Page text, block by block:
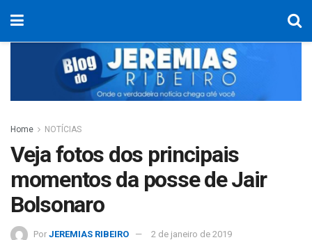
Home NOTÍCIAS
Veja fotos dos principais
momentos da posse de Jair
Bolsonaro
Por JEREMIAS RIBEIRO 2 de janeiro de 2019